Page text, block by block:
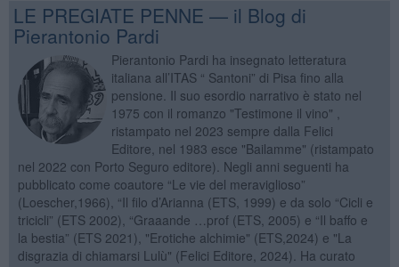
LE PREGIATE PENNE — il Blog di
Pierantonio Pardi
Pierantonio Pardi ha insegnato letteratura
italiana all’ITAS “ Santoni” di Pisa fino alla
pensione. Il suo esordio narrativo è stato nel
1975 con il romanzo "Testimone il vino" ,
ristampato nel 2023 sempre dalla Felici
Editore, nel 1983 esce "Bailamme" (ristampato
nel 2022 con Porto Seguro editore). Negli anni seguenti ha
pubblicato come coautore “Le vie del meraviglioso”
(Loescher,1966), “Il filo d’Arianna (ETS, 1999) e da solo “Cicli e
tricicli” (ETS 2002), “Graaande …prof (ETS, 2005) e “Il baffo e
la bestia” (ETS 2021), "Erotiche alchimie" (ETS,2024) e "La
disgrazia di chiamarsi Lulù" (Felici Editore, 2024). Ha curato